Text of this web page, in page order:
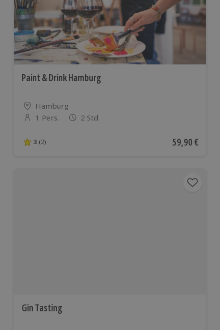
Paint & Drink Hamburg
Standort
Hamburg
Anzahl der Teilnehmer
1 Pers. 2 Std
3 von 5 Sternen basierend auf 2 Bewertungen
3 (2) Aktueller
59,90 €
Gin Tasting